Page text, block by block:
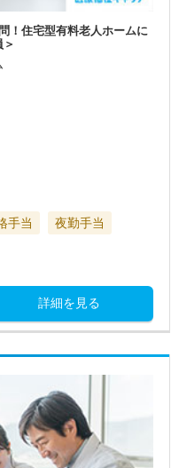
！住宅型有料老人ホームに
手当
夜勤手当
詳細を見る